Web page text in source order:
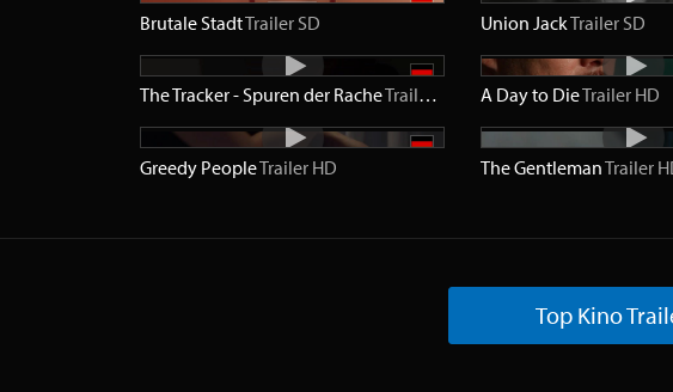
Brutale StadtTrailer SD Union JackTrailer SD
The Tracker - Spuren der RacheTrailer A Day to DieTrailer HD
Greedy PeopleTrailer HD The GentlemanTrailer
Top Kino